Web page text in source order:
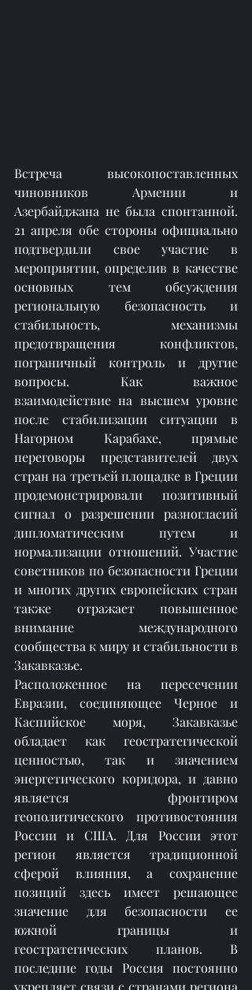
Встреча высокопоставленных
чиновников Армении и
Азербайджана не была спонтанной.
21 апреля обе стороны официально
подтвердили свое участие в
мероприятии, определив в качестве
основных тем обсуждения
региональную безопасность и
стабильность, механизмы
предотвращения конфликтов,
пограничный контроль и другие
вопросы. Как важное
взаимодействие на высшем уровне
после стабилизации ситуации в
Нагорном Карабахе, прямые
переговоры представителей двух
стран на третьей площадке в Греции
продемонстрировали позитивный
сигнал о разрешении разногласий
дипломатическим путем и
нормализации отношений. Участие
советников по безопасности Греции
и многих других европейских стран
также отражает повышенное
внимание международного
сообщества к миру и стабильности в
Закавказье.
Расположенное на пересечении
Евразии, соединяющее Черное и
Каспийское моря, Закавказье
обладает как геостратегической
ценностью, так и значением
энергетического коридора, и давно
является фронтиром
геополитического противостояния
России и США. Для России этот
регион является традиционной
сферой влияния, а сохранение
позиций здесь имеет решающее
значение для безопасности ее
южной границы и
геостратегических планов. В
последние годы Россия постоянно
укрепляет связи с странами региона